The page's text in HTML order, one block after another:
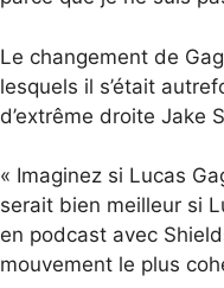
Le changement de
lesquels il s’était
d’extrême droite Jake
« Imaginez si Lucas
serait bien meilleur si
en podcast avec
mouvement le plus